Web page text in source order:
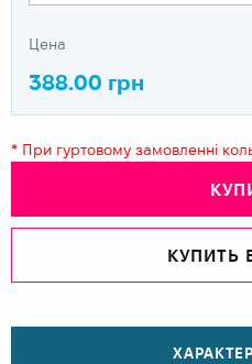
Цена
388.00 грн
* При гуртовому замовленні
КУПИТЬ